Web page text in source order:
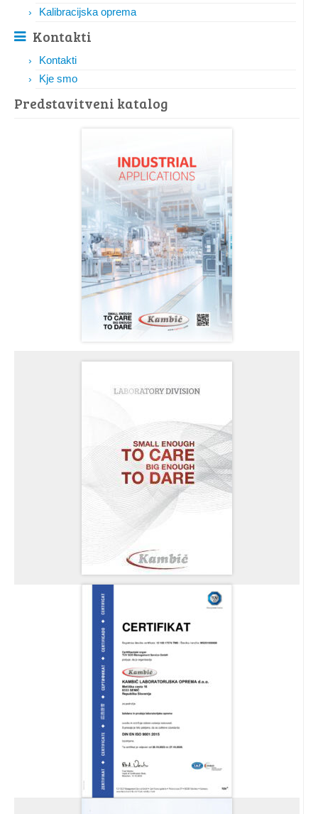
Kalibracijska oprema
Kontakti
Kontakti
Kje smo
Predstavitveni katalog​​